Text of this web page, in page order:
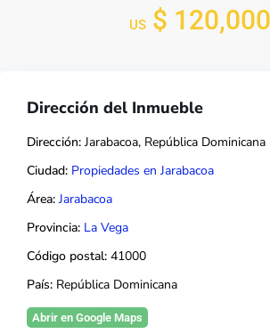
US$ 120,000
Dirección del Inmueble
Dirección: Jarabacoa, República Dominicana
Ciudad: Propiedades en Jarabacoa
Área: Jarabacoa
Provincia: La Vega
Código postal: 41000
País: República Dominicana
Abrir en Google Maps